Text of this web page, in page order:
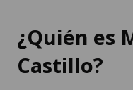
¿Quién es
Castillo?